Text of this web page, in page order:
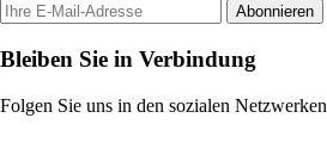
Abonnieren
Bleiben Sie in Verbindung
Folgen Sie uns in den sozialen Netzwerken